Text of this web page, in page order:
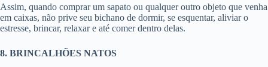
Assim, quando comprar um sapato ou qualquer outro objeto que venha
em caixas, não prive seu bichano de dormir, se esquentar, aliviar o
estresse, brincar, relaxar e até comer dentro delas.
8. BRINCALHÕES NATOS